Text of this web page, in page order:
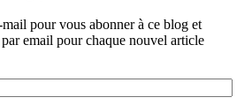
mail pour vous abonner à ce blog et
email pour chaque nouvel article